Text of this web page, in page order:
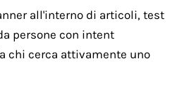
all'interno di articoli, test
persone con intent
chi cerca attivamente uno